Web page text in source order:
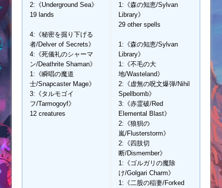
2:《Underground Sea》
19 lands
4:《秘密を掘り下げる
者/Delver of Secrets》
4:《死儀礼のシャーマ
ン/Deathrite Shaman》
1:《瞬唱の魔道
士/Snapcaster Mage》
3:《タルモゴイ
フ/Tarmogoyf》
12 creatures
1:《森の知恵/Sylvan
Library》
29 other spells
1:《森の知恵/Sylvan
Library》
1:《不毛の大
地/Wasteland》
2:《虚無の呪文爆弾/Nihil
Spellbomb》
3:《赤霊破/Red
Elemental Blast》
2:《狼狽の
嵐/Flusterstorm》
2:《四肢切
断/Dismember》
1:《ゴルガリの魔除
け/Golgari Charm》
1:《二股の稲妻/Forked